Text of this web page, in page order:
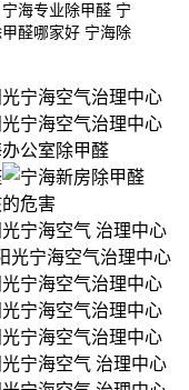
海专业除甲醛 宁
醛哪家好 宁海除